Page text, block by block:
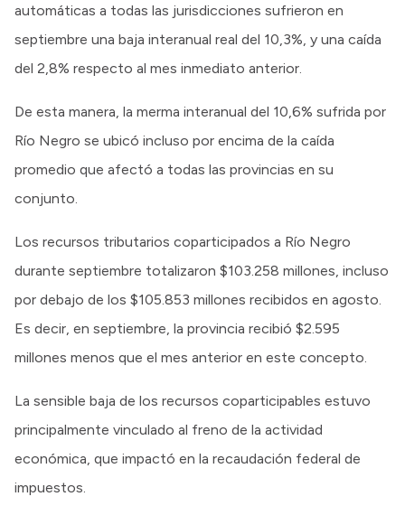
automáticas a todas las jurisdicciones sufrieron en
septiembre una baja interanual real del 10,3%, y una caída
del 2,8% respecto al mes inmediato anterior.
De esta manera, la merma interanual del 10,6% sufrida por
Río Negro se ubicó incluso por encima de la caída
promedio que afectó a todas las provincias en su
conjunto.
Los recursos tributarios coparticipados a Río Negro
durante septiembre totalizaron $103.258 millones, incluso
por debajo de los $105.853 millones recibidos en agosto.
Es decir, en septiembre, la provincia recibió $2.595
millones menos que el mes anterior en este concepto.
La sensible baja de los recursos coparticipables estuvo
principalmente vinculado al freno de la actividad
económica, que impactó en la recaudación federal de
impuestos.